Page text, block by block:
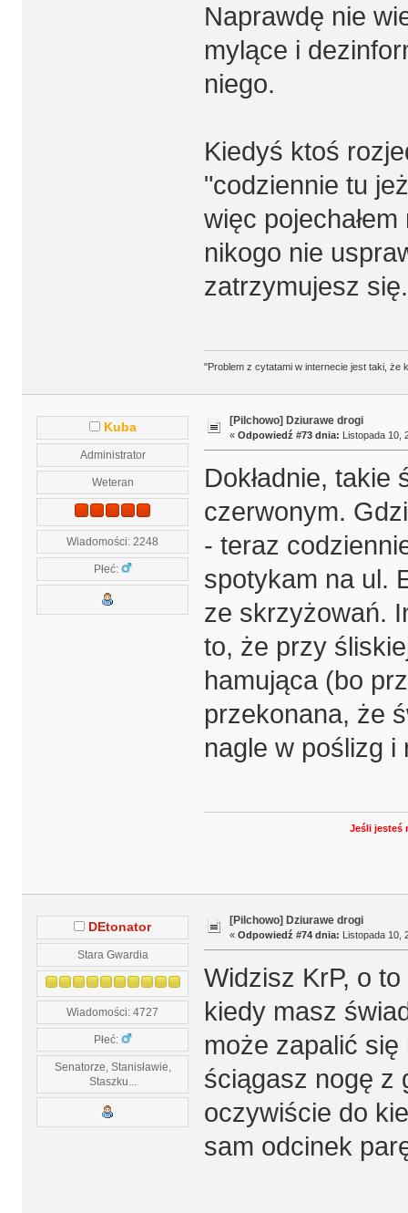
Naprawdę nie
mylące i
niego.
Kiedyś ktoś
"codziennie tu
więc
nikogo nie
zatrzymujesz
"Problem z cytatami w internecie jest taki, że
Kuba
Administrator
Weteran
Wiadomości: 2248
Płeć:
[Pilchowo] Dziurawe drogi
« Odpowiedź #73 dnia: Listopada 10,
Dokładnie, takie
czerwonym.
- teraz
spotykam na ul.
ze skrzyżowań.
to, że przy
hamująca (bo
przekonana, że
nagle w poślizg
Jeśli jesteś
DEtonator
Stara Gwardia
Wiadomości: 4727
Płeć:
Senatorze, Stanisławie,
Staszku...
[Pilchowo] Dziurawe drogi
« Odpowiedź #74 dnia: Listopada 10,
Widzisz KrP, o to
kiedy masz
może zapalić
ściągasz nogę z
oczywiście do
sam odcinek